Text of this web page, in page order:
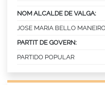
NOM ALCALDE DE VALGA:
JOSE MARIA BELLO
PARTIT DE GOVERN:
PARTIDO POPULAR